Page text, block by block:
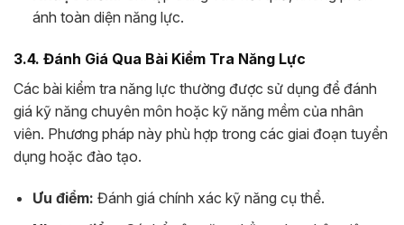
ánh toàn diện năng lực.
3.4. Đánh Giá Qua Bài Kiểm Tra Năng Lực
Các bài kiểm tra năng lực thường được sử dụng để đánh
giá kỹ năng chuyên môn hoặc kỹ năng mềm của nhân
viên. Phương pháp này phù hợp trong các giai đoạn tuyển
dụng hoặc đào tạo.
Ưu điểm: Đánh giá chính xác kỹ năng cụ thể.